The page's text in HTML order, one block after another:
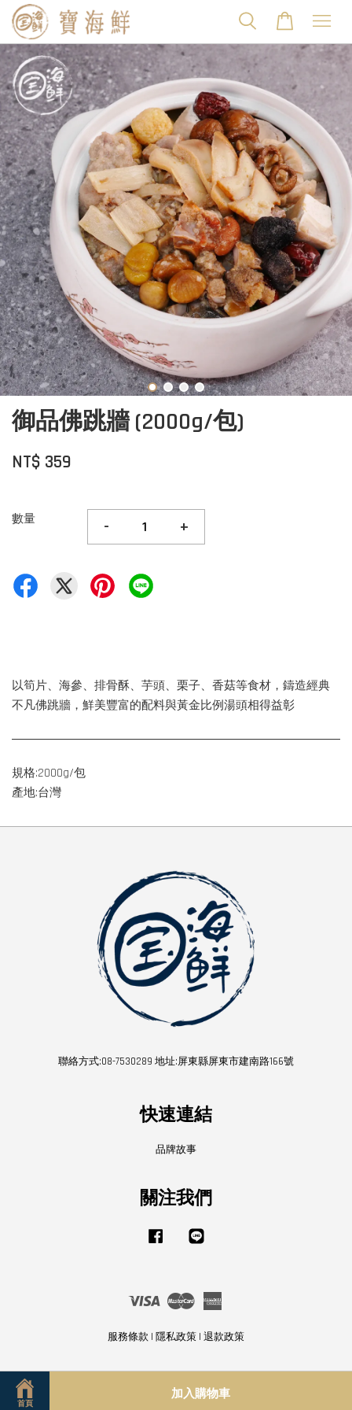
御品佛跳牆 (2000g/包)
NT$ 359
數量 - +
首頁
加入購物車
以筍片、海參、排骨酥、芋頭、栗子、香菇等食材，鑄造經典
不凡佛跳牆，鮮美豐富的配料與黃金比例湯頭相得益彰
規格:2000g/包
產地:台灣
聯絡方式:08-7530289 地址:屏東縣屏東市建南路166號
快速連結
品牌故事
關注我們
Facebook
Visa Master
服務條款 | 隱私政策 | 退款政策